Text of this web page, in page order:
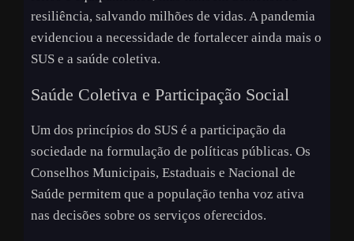
resiliência, salvando milhões de vidas. A pandemia
evidenciou a necessidade de fortalecer ainda mais o
SUS e a saúde coletiva.
Saúde Coletiva e Participação Social
Um dos princípios do SUS é a participação da
sociedade na formulação de políticas públicas. Os
Conselhos Municipais, Estaduais e Nacional de
Saúde permitem que a população tenha voz ativa
nas decisões sobre os serviços oferecidos.